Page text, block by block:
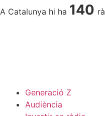
A Catalunya hi ha 140
Generació Z
Audiència